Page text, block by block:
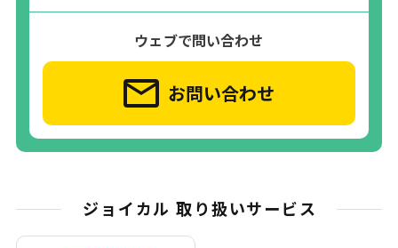
ウェブで問い合わせ
お問い合わせ
ジョイカル 取り扱いサービス